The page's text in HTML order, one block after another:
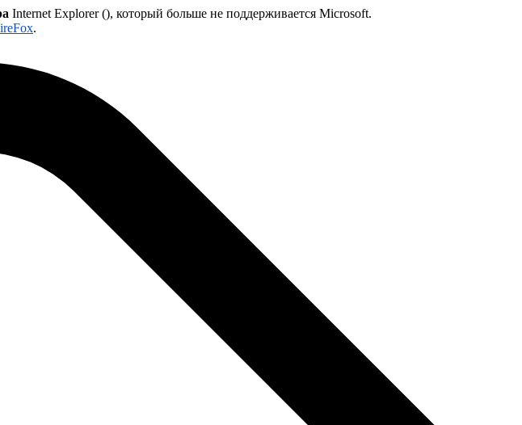
Internet Explorer (), который больше не поддерживается Microsoft.
.